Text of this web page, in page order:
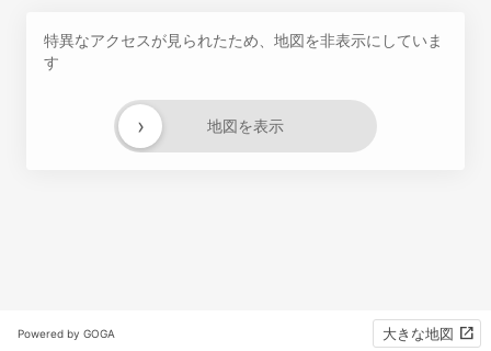
特異なアクセスが見られたため、地図を非表示にしていま
す
地図を表示
›
Powered by GOGA 大きな地図